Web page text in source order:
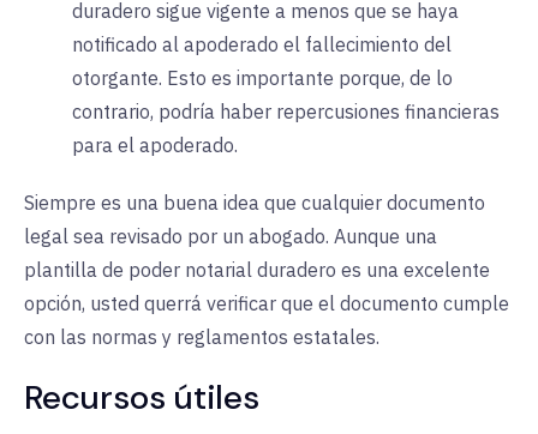
duradero sigue vigente a menos que se haya
notificado al apoderado el fallecimiento del
otorgante. Esto es importante porque, de lo
contrario, podría haber repercusiones financieras
para el apoderado.
Siempre es una buena idea que cualquier documento
legal sea revisado por un abogado. Aunque una
plantilla de poder notarial duradero es una excelente
opción, usted querrá verificar que el documento cumple
con las normas y reglamentos estatales.
Recursos útiles